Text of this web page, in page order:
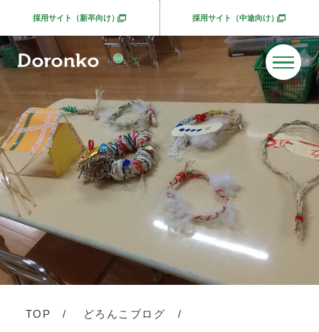
採用サイト（新卒向け）別ウィンドウで開きます 採用サイト（中途向け）別ウィンドウで開きま
TOP どろんこブログ